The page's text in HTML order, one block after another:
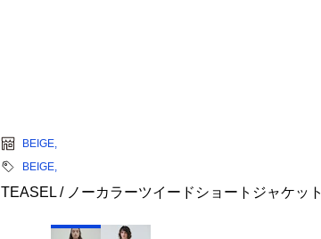
BEIGE,
BEIGE,
TEASEL / ノーカラーツイードショートジャケット